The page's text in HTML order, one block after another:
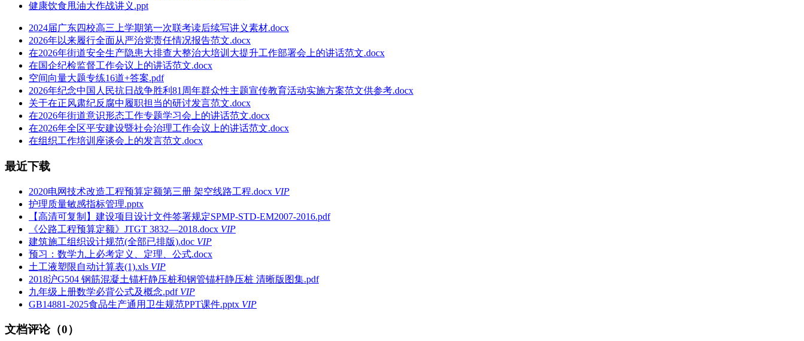
健康饮食甩油大作战讲义.ppt
2024届广东四校高三上学期第一次联考读后续写讲义素材.docx
2026年以来履行全面从严治党责任情况报告范文.docx
在2026年街道安全生产隐患大排查大整治大培训大提升工作部署会上的讲话范文.docx
在国企纪检监督工作会议上的讲话范文.docx
空间向量大题专练16道+答案.pdf
2026年纪念中国人民抗日战争胜利81周年群众性主题宣传教育活动实施方案范文供参考.docx
关于在正风肃纪反腐中履职担当的研讨发言范文.docx
在2026年街道意识形态工作专题学习会上的讲话范文.docx
在2026年全区平安建设暨社会治理工作会议上的讲话范文.docx
在组织工作培训座谈会上的发言范文.docx
最近下载
2020电网技术改造工程预算定额第三册 架空线路工程.docx VIP
护理质量敏感指标管理.pptx
【高清可复制】建设项目设计文件签署规定SPMP-STD-EM2007-2016.pdf
《公路工程预算定额》JTGT 3832—2018.docx VIP
建筑施工组织设计规范(全部已排版).doc VIP
预习：数学九上必考定义、定理、公式.docx
土工液塑限自动计算表(1).xls VIP
2018沪G504 钢筋混凝土锚杆静压桩和钢管锚杆静压桩 清晰版图集.pdf
九年级上册数学必背公式及概念.pdf VIP
GB14881-2025食品生产通用卫生规范PPT课件.pptx VIP
文档评论（0）